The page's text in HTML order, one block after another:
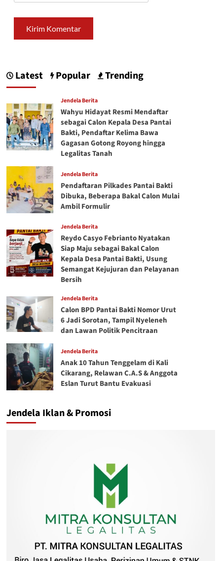
Latest Popular Trending
Jendela Berita
Wahyu Hidayat Resmi Mendaftar
sebagai Calon Kepala Desa Pantai
Bakti, Pendaftar Kelima Bawa
Gagasan Gotong Royong hingga
Legalitas Tanah
Jendela Berita
Pendaftaran Pilkades Pantai Bakti
Dibuka, Beberapa Bakal Calon Mulai
Ambil Formulir
Jendela Berita
Reydo Casyo Febrianto Nyatakan
Siap Maju sebagai Bakal Calon
Kepala Desa Pantai Bakti, Usung
Semangat Kejujuran dan Pelayanan
Bersih
Jendela Berita
Calon BPD Pantai Bakti Nomor Urut
6 Jadi Sorotan, Tampil Nyeleneh
dan Lawan Politik Pencitraan
Jendela Berita
Anak 10 Tahun Tenggelam di Kali
Cikarang, Relawan C.A.S & Anggota
Eslan Turut Bantu Evakuasi
Jendela Iklan & Promosi